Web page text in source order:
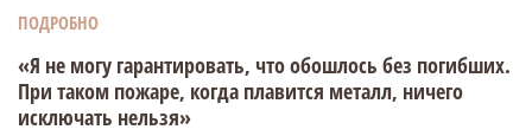
ПОДРОБНО
«Я не могу гарантировать, что обошлось без погибших.
При таком пожаре, когда плавится металл, ничего
исключать нельзя»